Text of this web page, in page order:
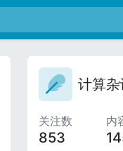
计算杂
关注数
853
内